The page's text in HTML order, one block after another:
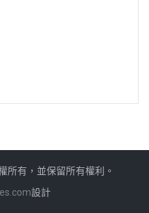
所有，並保留所有權利。
設計